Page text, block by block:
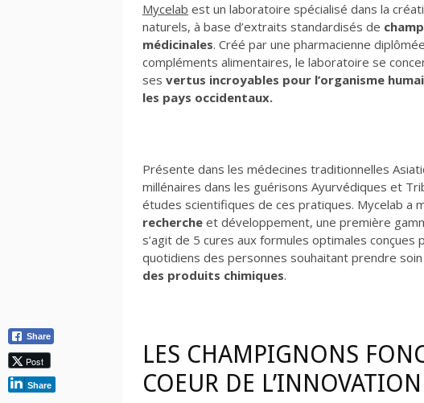
Mycelab est un laboratoire spécialisé dans la
naturels, à base d’extraits standardisés de
médicinales. Créé par une pharmacienne
compléments alimentaires, le laboratoire se
ses vertus incroyables pour l’organisme
les pays occidentaux.
Présente dans les médecines traditionnelles
millénaires dans les guérisons Ayurvédiques et
études scientifiques de ces pratiques. Mycelab a
recherche et développement, une première
s’agit de 5 cures aux formules optimales
quotidiens des personnes souhaitant prendre
des produits chimiques.
LES CHAMPIGNONS
COEUR DE L’INNOVATION
Share
Post
Share